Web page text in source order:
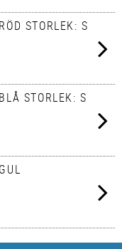
STORLEK: S
STORLEK: S